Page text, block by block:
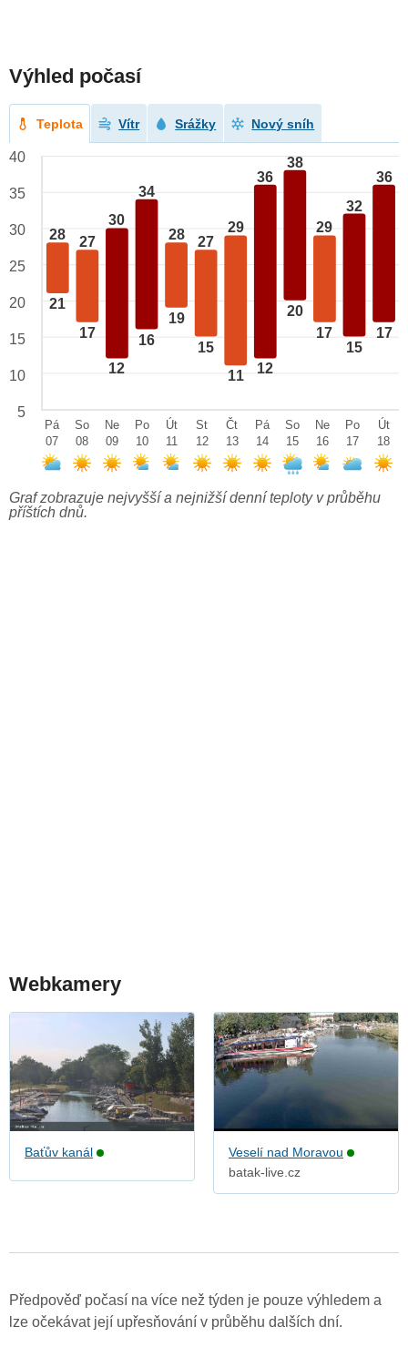
Výhled počasí
Teplota Vítr Srážky Nový sníh
28
21
27
17
30
12
34
16
28
19
27
15
29
11
36
12
38
20
29
17
32
15
36
17
40
35
30
25
20
15
10
5
Pá
07
So
08
Ne
09
Po
10
Út
11
St
12
Čt
13
Pá
14
So
15
Ne
16
Po
17
Út
18
Graf zobrazuje nejvyšší a nejnižší denní teploty v průběhu
příštích dnů.
Webkamery
Baťův kanál
Veselí nad Moravou
batak-live.cz
Předpověď počasí na více než týden je pouze výhledem a
lze očekávat její upřesňování v průběhu dalších dní.